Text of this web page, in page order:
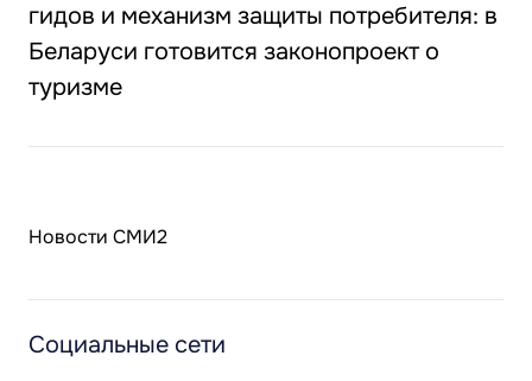
гидов и механизм защиты потребителя: в
Беларуси готовится законопроект о
туризме
Новости СМИ2
Социальные сети